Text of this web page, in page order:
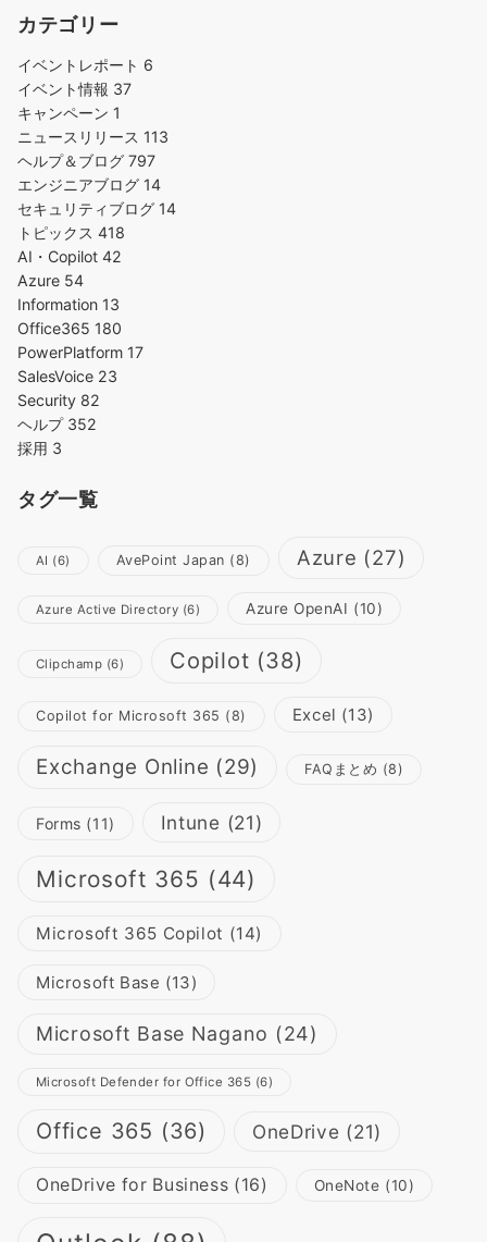
カテゴリー
イベントレポート 6
イベント情報 37
キャンペーン 1
ニュースリリース 113
ヘルプ＆ブログ 797
エンジニアブログ 14
セキュリティブログ 14
トピックス 418
AI・Copilot 42
Azure 54
Information 13
Office365 180
PowerPlatform 17
SalesVoice 23
Security 82
ヘルプ 352
採用 3
タグ一覧
AI (6) AvePoint Japan (8) Azure (27)
Azure Active Directory (6) Azure OpenAI (10)
Clipchamp (6) Copilot (38)
Copilot for Microsoft 365 (8) Excel (13)
Exchange Online (29) FAQまとめ (8)
Forms (11) Intune (21)
Microsoft 365 (44)
Microsoft 365 Copilot (14)
Microsoft Base (13)
Microsoft Base Nagano (24)
Microsoft Defender for Office 365 (6)
Office 365 (36) OneDrive (21)
OneDrive for Business (16) OneNote (10)